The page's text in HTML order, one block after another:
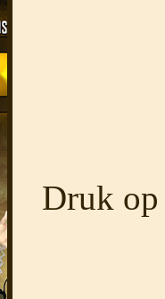
Druk op